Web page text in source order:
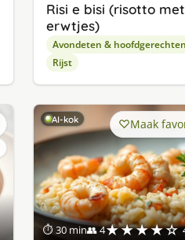
Risi e bisi (risotto met
erwtjes)
Avondeten & hoofdgerechten
Rijst
AI-kok
⏱ 30 min👥 4★★★★☆
Maak